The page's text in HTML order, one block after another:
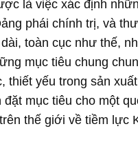
là việc xác định
phái chính trị, và
toàn cục như thế,
mục tiêu chung
thiết yếu trong sản
đặt mục tiêu cho một
thế giới về tiềm lực